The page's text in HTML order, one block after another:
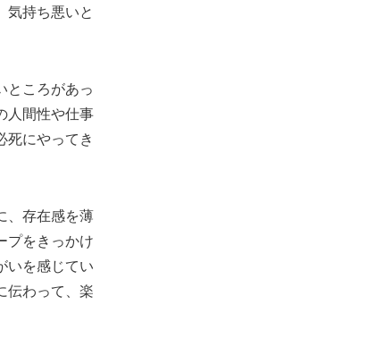
気持ち悪いと
ところがあっ
人間性や仕事
死にやってき
、存在感を薄
プをきっかけ
いを感じてい
伝わって、楽